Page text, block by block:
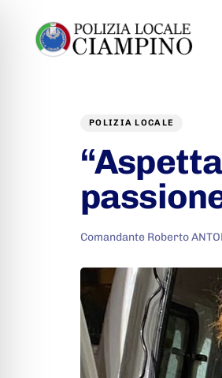
POLIZIA LOCALE
Comandante Roberto